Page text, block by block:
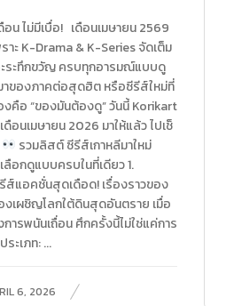
น ไม่มีเบื่อ! เดือนเมษายน 2569
ะ K-Drama & K-Series จัดเต็ม
ระทึกขวัญ ครบทุกอารมณ์แบบดู
าของภาคต่อสุดฮิต หรือซีรีส์ใหม่ที่
คือ “ของมันต้องดู” วันนี้ Korikart
อนเมษายน 2026 มาให้แล้ว ไปเช็
รวมลิสต์ ซีรีส์เกาหลีมาใหม่
ลือกดูแบบครบในที่เดียว 1.
แอคชั่นสุดเดือด! เรื่องราวของ
งเผชิญโลกใต้ดินสุดอันตราย เมื่อ
ารพนันเถื่อน ศึกครั้งนี้ไม่ใช่แค่การ
ะเภท: ...
6, 2026